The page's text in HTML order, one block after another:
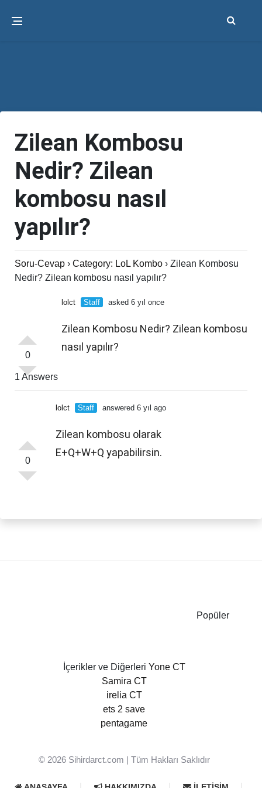
Zilean Kombosu
Nedir? Zilean
kombosu nasıl
yapılır?
Soru-Cevap › Category: LoL Kombo › Zilean Kombosu
Nedir? Zilean kombosu nasıl yapılır?
0
lolct Staff asked 6 yıl once
Zilean Kombosu Nedir? Zilean kombosu
nasıl yapılır?
1 Answers
0
lolct Staff answered 6 yıl ago
Zilean kombosu olarak
E+Q+W+Q yapabilirsin.
Popüler
İçerikler ve Diğerleri Yone CT
Samira CT
irelia CT
ets 2 save
pentagame
© 2026 Sihirdarct.com | Tüm Hakları Saklıdır